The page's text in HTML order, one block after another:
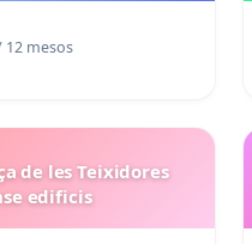
12 mesos
de les Teixidores
edificis